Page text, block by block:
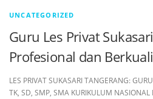
UNCATEGORIZED
Guru Les Privat
Profesional dan
LES PRIVAT SUKASARI TANGERANG:
TK, SD, SMP, SMA KURIKULUM